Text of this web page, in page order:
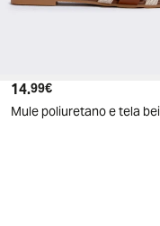
Prezzo attuale
14.99€